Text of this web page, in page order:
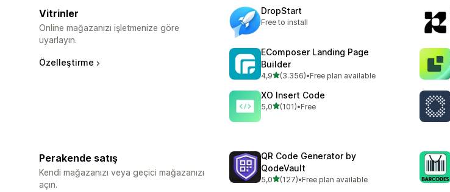
Vitrinler
Online mağazanızı işletmenize göre
uyarlayın.
Özelleştirme
DropStart
Free to install
EComposer Landing Page
Builder
4,95 yıldız üzerinden
(3.356)
toplam 3356 değerlendirme
•Free plan available
XO Insert Code
5,05 yıldız üzerinden
(101)
toplam 101 değerlendirme
•Free
Perakende satış
Kendi mağazanızı veya geçici mağazanızı
açın.
QR Code Generator by
QodeVault
5,05 yıldız üzerinden
(127)
toplam 127 değerlendirme
•Free plan available